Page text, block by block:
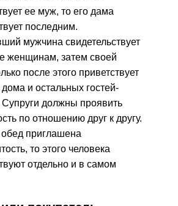
ее муж, то его дама
последним.
мужчина свидетельствует
женщинам, затем своей
после этого приветствует
и остальных гостей-
должны проявить
по отношению друг к другу.
приглашена
то этого человека
отдельно и в самом